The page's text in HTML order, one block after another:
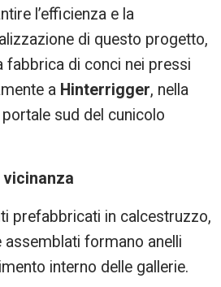
l’efficienza e la
di questo progetto,
fabbrica di conci nei pressi
a Hinterrigger, nella
sud del cunicolo
vicinanza
prefabbricati in calcestruzzo,
formano anelli
interno delle gallerie.